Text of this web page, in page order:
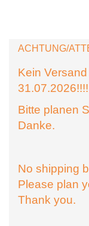
ACHTUNG/
Kein
31.07.2026!!!!
Bitte planen
Danke.
No shipping
Please plan
Thank you.